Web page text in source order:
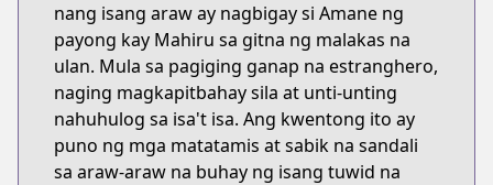
nang isang araw ay nagbigay si Amane ng
payong kay Mahiru sa gitna ng malakas na
ulan. Mula sa pagiging ganap na estranghero,
naging magkapitbahay sila at unti-unting
nahuhulog sa isa't isa. Ang kwentong ito ay
puno ng mga matatamis at sabik na sandali
sa araw-araw na buhay ng isang tuwid na